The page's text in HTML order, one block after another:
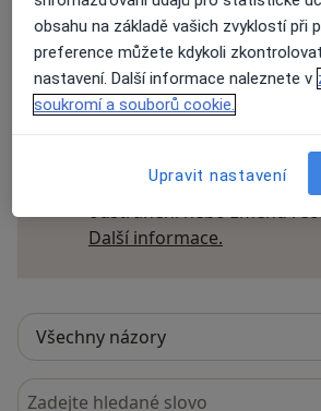
33 názorů
Recenze pacientů jsou pro
Specialisté nemají
odstranění nebo změnu
Další informace.
Hledejte v názorech
obsahu na základě vašich zvyklostí při
preference můžete kdykoli
nastavení. Další informace naleznete v
soukromí a souborů cookie.
Upravit nastavení